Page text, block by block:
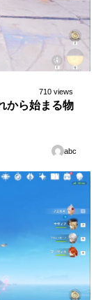
710 views
から始まる物
abc